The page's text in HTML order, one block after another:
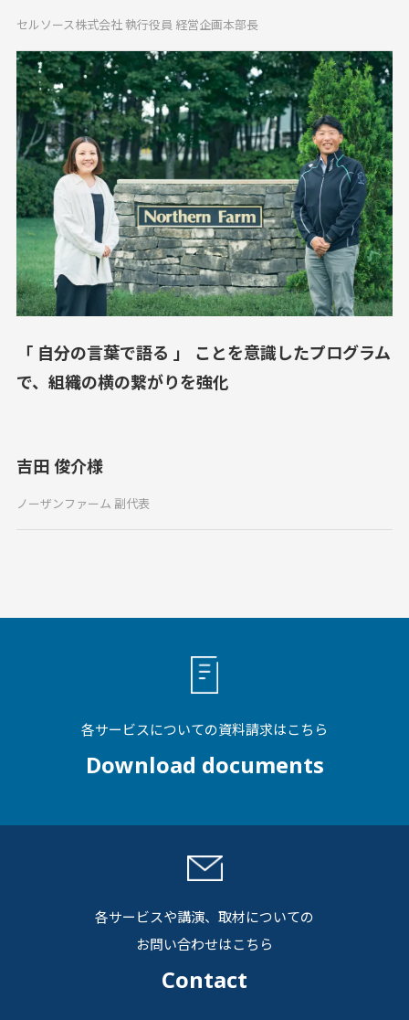
セルソース株式会社 執行役員 経営企画本部長
「 自分の言葉で語る 」 ことを意識したプログラム
で、組織の横の繋がりを強化
吉田 俊介様
ノーザンファーム 副代表
各サービスについての資料請求はこちら
Download documents
各サービスや講演、取材についての
お問い合わせはこちら
Contact